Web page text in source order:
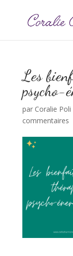
Les
psycho-
par Coralie Poli
commentaires